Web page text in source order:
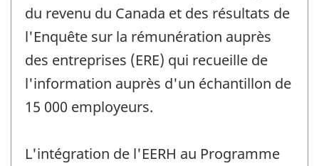
du revenu du Canada et des résultats de
l'Enquête sur la rémunération auprès
des entreprises (ERE) qui recueille de
l'information auprès d'un échantillon de
15 000 employeurs.
L'intégration de l'EERH au Programme